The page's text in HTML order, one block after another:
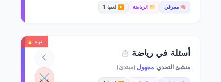
🧠 معرفي 📁 الرياضة ▶️ لعبها 1
ترند 🔥
أسئلة في رياضة ⏱️
منشئ التحدي:مجهول (مبتدئ)
⚔️